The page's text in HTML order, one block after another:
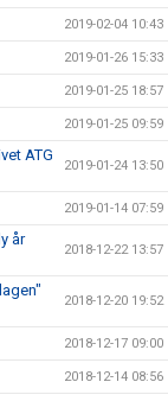
2019-02-04 10:43
2019-01-26 15:33
2019-01-25 18:57
2019-01-25 09:59
ATG
2019-01-24 13:50
2019-01-14 07:59
år
2018-12-22 13:57
2018-12-20 19:52
2018-12-17 09:00
2018-12-14 08:56